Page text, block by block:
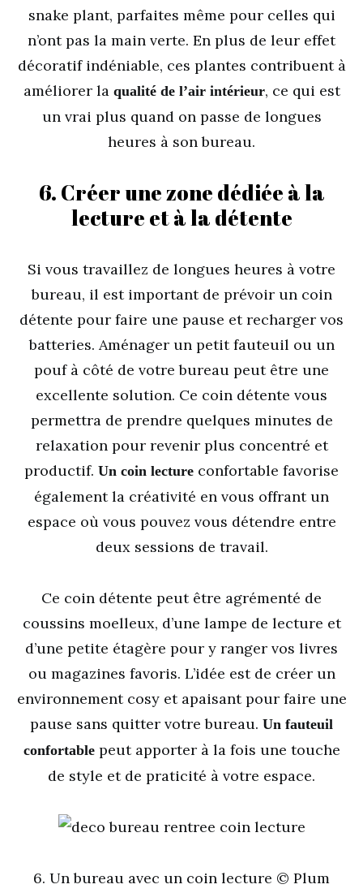
snake plant, parfaites même pour celles qui
n’ont pas la main verte. En plus de leur effet
décoratif indéniable, ces plantes contribuent à
améliorer la qualité de l’air intérieur, ce qui est
un vrai plus quand on passe de longues
heures à son bureau.
6. Créer une zone dédiée à la
lecture et à la détente
Si vous travaillez de longues heures à votre
bureau, il est important de prévoir un coin
détente pour faire une pause et recharger vos
batteries. Aménager un petit fauteuil ou un
pouf à côté de votre bureau peut être une
excellente solution. Ce coin détente vous
permettra de prendre quelques minutes de
relaxation pour revenir plus concentré et
productif. Un coin lecture confortable favorise
également la créativité en vous offrant un
espace où vous pouvez vous détendre entre
deux sessions de travail.
Ce coin détente peut être agrémenté de
coussins moelleux, d’une lampe de lecture et
d’une petite étagère pour y ranger vos livres
ou magazines favoris. L’idée est de créer un
environnement cosy et apaisant pour faire une
pause sans quitter votre bureau. Un fauteuil
confortablepeut apporter à la fois une touche
de style et de praticité à votre espace.
6. Un bureau avec un coin lecture © Plum